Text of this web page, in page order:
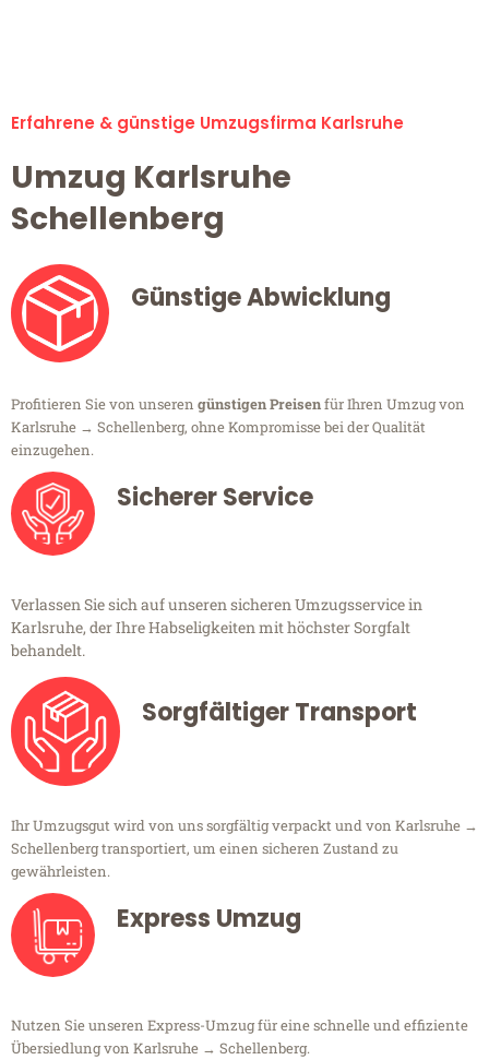
Erfahrene & günstige Umzugsfirma Karlsruhe
Umzug Karlsruhe
Schellenberg
Günstige Abwicklung
Profitieren Sie von unseren günstigen Preisenfür Ihren Umzug von
Karlsruhe → Schellenberg, ohne Kompromisse bei der Qualität
einzugehen.
Sicherer Service
Verlassen Sie sich auf unseren sicheren Umzugsservice in
Karlsruhe, der Ihre Habseligkeiten mit höchster Sorgfalt
behandelt.
Sorgfältiger Transport
Ihr Umzugsgut wird von uns sorgfältig verpackt und von Karlsruhe →
Schellenberg transportiert, um einen sicheren Zustand zu
gewährleisten.
Express Umzug
Nutzen Sie unseren Express-Umzug für eine schnelle und effiziente
Übersiedlung von Karlsruhe → Schellenberg.